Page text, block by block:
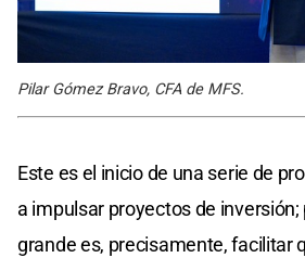
Pilar Gómez Bravo, CFA de MFS.
Este es el inicio de una serie de
a impulsar proyectos de
grande es, precisamente, facilitar